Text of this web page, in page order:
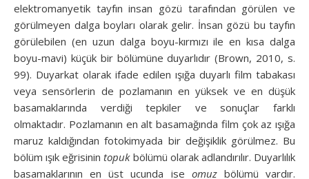
elektromanyetik tayfın insan gözü tarafından görülen ve
görülmeyen dalga boyları olarak gelir. İnsan gözü bu tayfın
görülebilen (en uzun dalga boyu-kırmızı ile en kısa dalga
boyu-mavi) küçük bir bölümüne duyarlıdır (Brown, 2010, s.
99). Duyarkat olarak ifade edilen ışığa duyarlı film tabakası
veya sensörlerin de pozlamanın en yüksek ve en düşük
basamaklarında verdiği tepkiler ve sonuçlar farklı
olmaktadır. Pozlamanın en alt basamağında film çok az ışığa
maruz kaldığından fotokimyada bir değişiklik görülmez. Bu
bölüm ışık eğrisinintopukbölümü olarak adlandırılır. Duyarlılık
basamaklarının en üst ucunda ise omuzbölümü vardır.